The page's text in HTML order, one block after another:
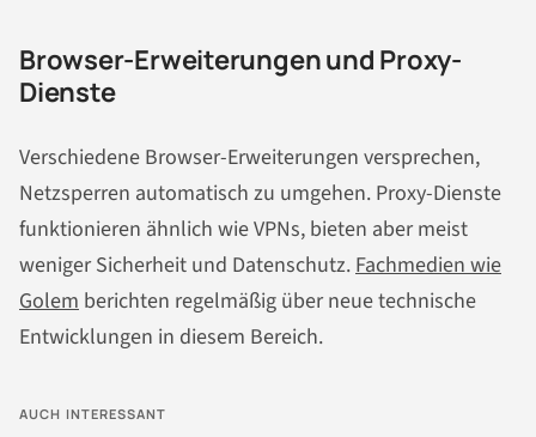
Browser-Erweiterungen und Proxy-
Dienste
Verschiedene Browser-Erweiterungen versprechen,
Netzsperren automatisch zu umgehen. Proxy-Dienste
funktionieren ähnlich wie VPNs, bieten aber meist
weniger Sicherheit und Datenschutz. Fachmedien wie
Golem berichten regelmäßig über neue technische
Entwicklungen in diesem Bereich.
AUCH INTERESSANT